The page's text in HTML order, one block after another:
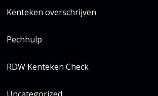
Kenteken overschrijven
Pechhulp
RDW Kenteken Check